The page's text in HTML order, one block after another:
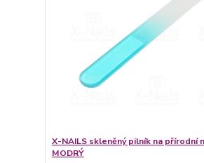
X-NAILS skleněný pilník na přírodní
MODRÝ